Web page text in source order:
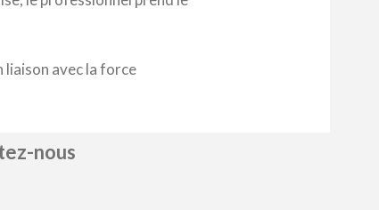
liaison avec la force
nous